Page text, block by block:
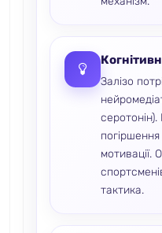
Залізо
погіршення
мотивації.
тактика.